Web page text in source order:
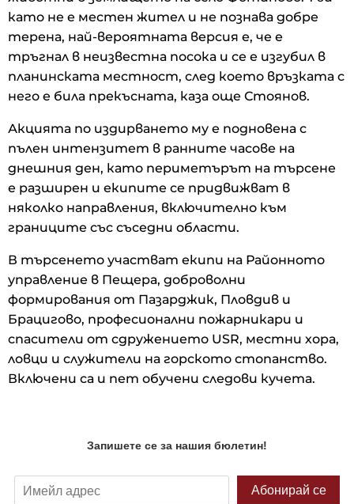
като не е местен жител и не познава добре
терена, най-вероятната версия е, че е
тръгнал в неизвестна посока и се е изгубил в
планинската местност, след което връзката с
него е била прекъсната, каза още Стоянов.
​Акцията по издирването му е подновена с
пълен интензитет в ранните часове на
днешния ден, като периметърът на търсене
е разширен и екипите се придвижват в
няколко направления, включително към
границите със съседни области.
​В търсенето участват екипи на Районното
управление в Пещера, доброволни
формирования от Пазарджик, Пловдив и
Брацигово, професионални пожарникари и
спасители от сдружението USR, местни хора,
ловци и служители на горското стопанство.
Включени са и пет обучени следови кучета.